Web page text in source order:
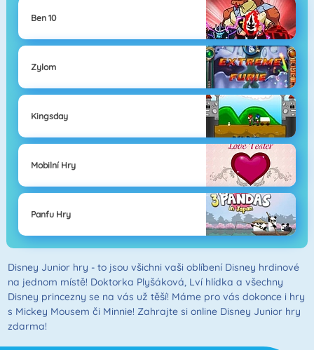
Ben 10
Zylom
Kingsday
Mobilní Hry
Panfu Hry
Disney Junior hry - to jsou všichni vaši oblíbení Disney hrdinové
na jednom místě! Doktorka Plyšáková, Lví hlídka a všechny
Disney princezny se na vás už těší! Máme pro vás dokonce i hry
s Mickey Mousem či Minnie! Zahrajte si online Disney Junior hry
zdarma!